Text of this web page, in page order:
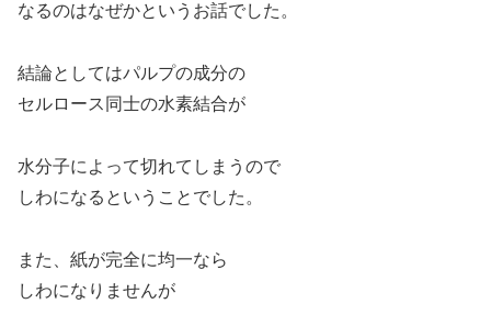
なるのはなぜかというお話でした。
結論としてはパルプの成分の
セルロース同士の水素結合が
水分子によって切れてしまうので
しわになるということでした。
また、紙が完全に均一なら
しわになりませんが